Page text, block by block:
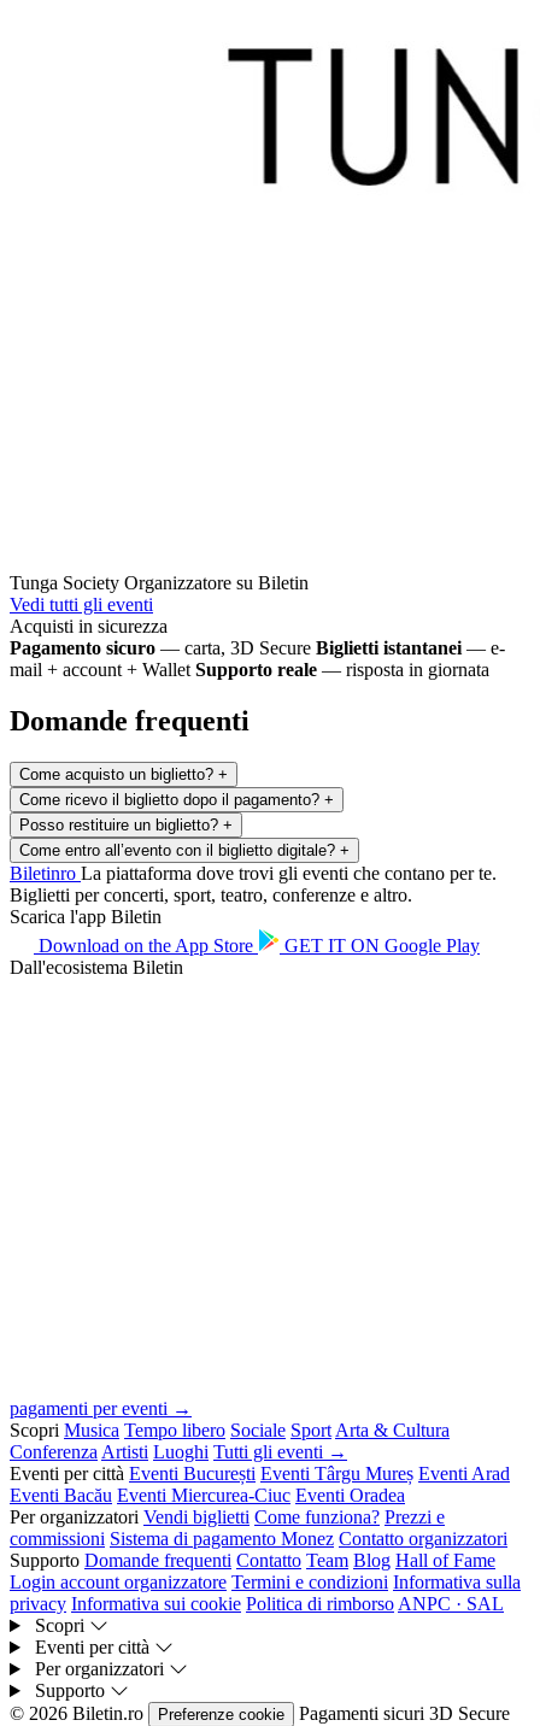
Tunga Society Organizzatore su Biletin
Vedi tutti gli eventi
Acquisti in sicurezza
Pagamento sicuro — carta, 3D Secure Biglietti istantanei — e-
mail + account + Wallet Supporto reale — risposta in giornata
Domande frequenti
Come acquisto un biglietto? +
Come ricevo il biglietto dopo il pagamento? +
Posso restituire un biglietto? +
Come entro all’evento con il biglietto digitale? +
Biletinro La piattaforma dove trovi gli eventi che contano per te.
Biglietti per concerti, sport, teatro, conferenze e altro.
Scarica l'app Biletin
Download on the App Store GET IT ON Google Play
Dall'ecosistema Biletin
pagamenti per eventi →
Scopri Musica Tempo libero Sociale Sport Arta & Cultura
Conferenza Artisti Luoghi Tutti gli eventi →
Eventi per città Eventi București Eventi Târgu Mureș Eventi Arad
Eventi Bacău Eventi Miercurea-Ciuc Eventi Oradea
Per organizzatori Vendi biglietti Come funziona? Prezzi e
commissioni Sistema di pagamento Monez Contatto organizzatori
Supporto Domande frequenti Contatto Team Blog Hall of Fame
Login account organizzatore Termini e condizioni Informativa sulla
privacy Informativa sui cookie Politica di rimborso ANPC · SAL
Scopri
Eventi per città
Per organizzatori
Supporto
© 2026 Biletin.ro
Preferenze cookie Pagamenti sicuri 3D Secure